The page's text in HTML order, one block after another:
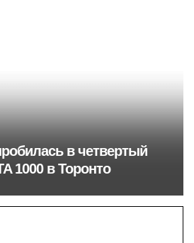
в четвертый
1000 в Торонто